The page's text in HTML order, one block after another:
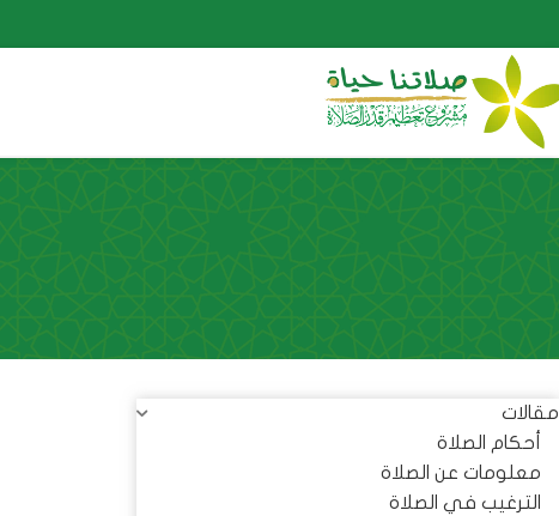
مقالات
أحكام الصلاة
معلومات عن الصلاة
الترغيب في الصلاة